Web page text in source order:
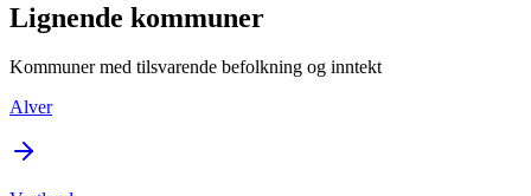
Lignende kommuner
Kommuner med tilsvarende befolkning og inntekt
Alver